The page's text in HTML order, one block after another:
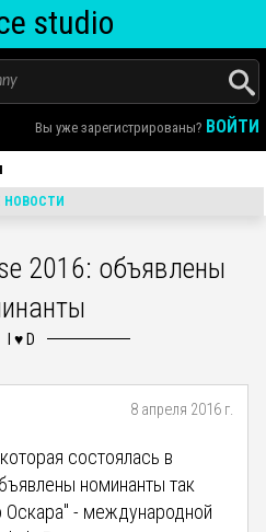
studio
Вы уже зарегистрированы? ВОЙТИ
НОВОСТИ
2016: объявлены
8 апреля 2016 г.
состоялась в
номинанты так
Оскара" - международной